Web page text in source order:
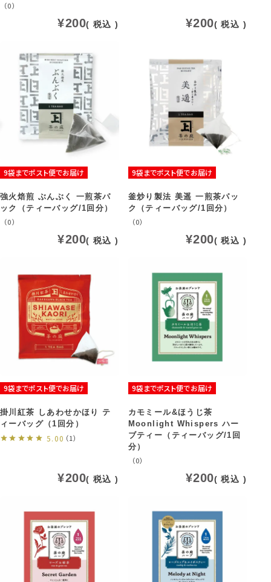
（0）
¥200 税込 ¥200 税込
9袋までポスト便でお届け
強火焙煎 ぶんぶく 一煎茶パ
ック（ティーバッグ/1回分）
（0）
¥200 税込
9袋までポスト便でお届け
釜炒り製法 美遥 一煎茶パッ
ク（ティーバッグ/1回分）
（0）
¥200 税込
9袋までポスト便でお届け
掛川紅茶 しあわせかほり テ
ィーバッグ（1回分）
5.00 （1）
¥200 税込
9袋までポスト便でお届け
カモミール&ほうじ茶
Moonlight Whispers ハー
ブティー（ティーバッグ/1回
分）
（0）
¥200 税込